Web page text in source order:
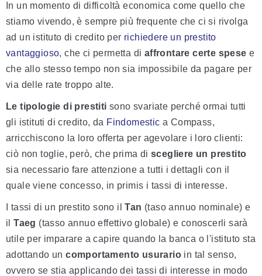
In un momento di difficoltà economica come quello che
stiamo vivendo, è sempre più frequente che ci si rivolga
ad un istituto di credito per richiedere un prestito
vantaggioso, che ci permetta di affrontare certe spese e
che allo stesso tempo non sia impossibile da pagare per
via delle rate troppo alte.
Le tipologie di prestiti sono svariate perché ormai tutti
gli istituti di credito, da Findomestic a Compass,
arricchiscono la loro offerta per agevolare i loro clienti:
ciò non toglie, però, che prima di scegliere un prestito
sia necessario fare attenzione a tutti i dettagli con il
quale viene concesso, in primis i tassi di interesse.
I tassi di un prestito sono ilTan (taso annuo nominale) e
ilTaeg (tasso annuo effettivo globale) e conoscerli sarà
utile per imparare a capire quando la banca o l'istituto sta
adottando uncomportamento usurario in tal senso,
ovvero se stia applicando dei tassi di interesse in modo